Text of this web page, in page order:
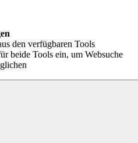
den verfügbaren Tools
beide Tools ein, um Websuche